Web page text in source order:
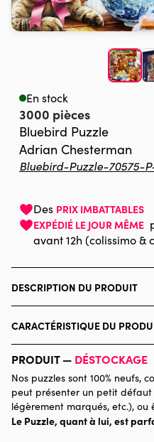
En stock
3000 pièces
Bluebird Puzzle
Adrian Chesterman
Bluebird-Puzzle-70575-
Des PRIX IMBATTABLES
EXPÉDIÉ LE JOUR MÊME
avant 12h (colissimo &
DESCRIPTION DU PRODUIT
Adrian Chesterman / MGL
CARACTÉRISTIQUE DU
Catégorie
Age
PRODUIT — DÉSTOCKAGE
Nos puzzles sont 100% neufs,
peut présenter un petit défaut
légèrement marqués, etc.), ou
Le Puzzle, quant à lui, est